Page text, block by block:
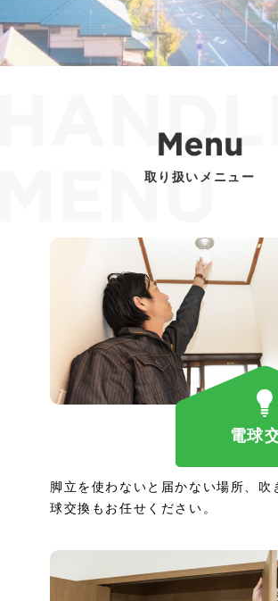
取り扱いメニュー
電球
脚立を使わないと届かない場所、吹
球交換もお任せください。